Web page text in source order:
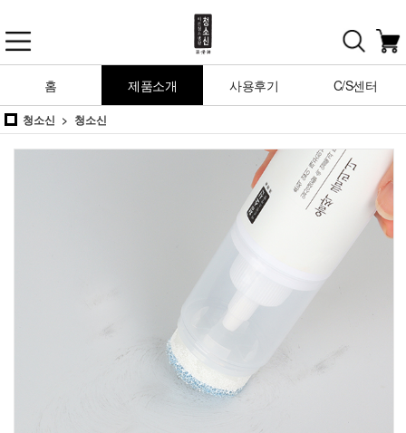
홈 제품소개 사용후기 C/S센터
청소신 청소신